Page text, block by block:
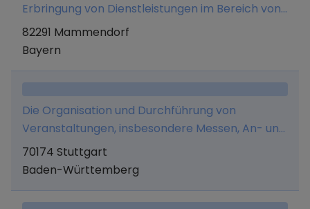
Erbringung von Dienstleistungen im Bereich von
Veranstaltungen.
82291 Mammendorf
Bayern
Die Organisation und Durchführung von
Veranstaltungen, insbesondere Messen, An- und
Verkauf von Cateringrechten, Betrieb eigener
Cateringstände, Presse- und Mediaplanung,
Verkaufspersonal sowie Vermittlung von allen
70174 Stuttgart
Baden-Württemberg